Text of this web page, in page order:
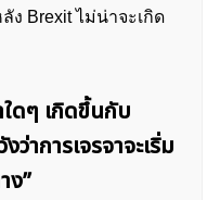
ง Brexit ไม่น่าจะเกิด
ดๆ เกิดขึ้นกับ
าการเจรจาจะเริ่ม
ง”